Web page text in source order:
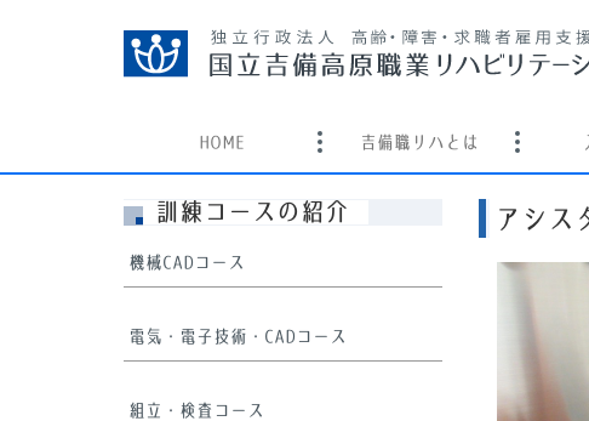
本
文
す
ホーム
HOME 吉備職リハとは
訓練コースの紹介
機械CADコース
電気・電子技術・CADコース
組立・検査コース
アシス